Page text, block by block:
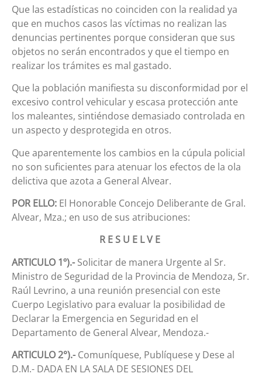
Que las estadísticas no coinciden con la realidad ya
que en muchos casos las víctimas no realizan las
denuncias pertinentes porque consideran que sus
objetos no serán encontrados y que el tiempo en
realizar los trámites es mal gastado.
Que la población manifiesta su disconformidad por el
excesivo control vehicular y escasa protección ante
los maleantes, sintiéndose demasiado controlada en
un aspecto y desprotegida en otros.
Que aparentemente los cambios en la cúpula policial
no son suficientes para atenuar los efectos de la ola
delictiva que azota a General Alvear.
POR ELLO: El Honorable Concejo Deliberante de Gral.
Alvear, Mza.; en uso de sus atribuciones:
R E S U E L V E
ARTICULO 1º).-Solicitar de manera Urgente al Sr.
Ministro de Seguridad de la Provincia de Mendoza, Sr.
Raúl Levrino, a una reunión presencial con este
Cuerpo Legislativo para evaluar la posibilidad de
Declarar la Emergencia en Seguridad en el
Departamento de General Alvear, Mendoza.-
ARTICULO 2°).-Comuníquese, Publíquese y Dese al
D.M.- DADA EN LA SALA DE SESIONES DEL